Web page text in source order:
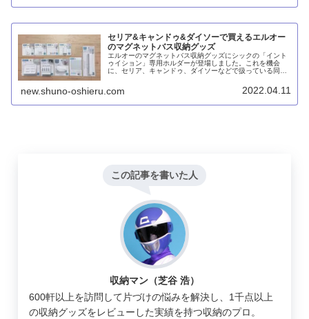
セリア&キャンドゥ&ダイソーで買えるエルオー
のマグネットバス収納グッズ
エルオーのマグネットバス収納グッズにシックの「イント
ゥイション」専用ホルダーが登場しました。これを機会
に、セリア、キャンドゥ、ダイソーなどで扱っている同シ
new.shuno-oshieru.com 2022.04.11
この記事を書いた人
収納マン（芝谷 浩）
600軒以上を訪問して片づけの悩みを解決し、1千点以上
の収納グッズをレビューした実績を持つ収納のプロ。